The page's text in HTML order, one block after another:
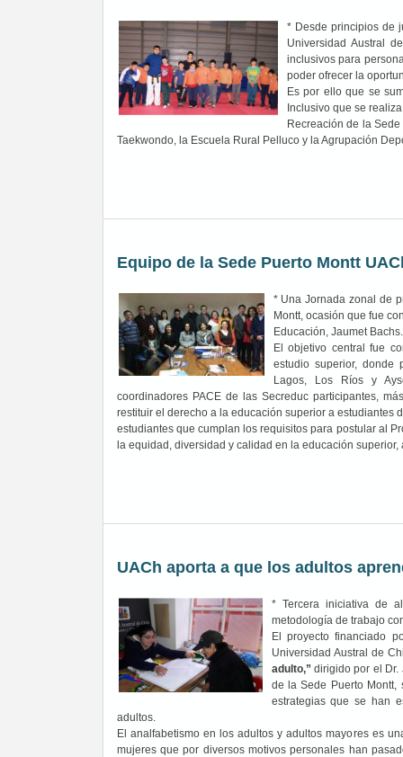
* Desde principios de
Universidad Austral
inclusivos para
poder ofrecer la
Es por ello que se
Inclusivo que se
Recreación de la
Taekwondo, la Escuela Rural Pelluco y la Agrupación
Equipo de la Sede Puerto Montt
* Una Jornada zonal de
Montt, ocasión que fue
Educación, Jaumet Bachs.
El objetivo central fue
estudio superior, donde
Lagos, Los Ríos y
coordinadores PACE de las Secreduc participantes,
restituir el derecho a la educación superior a estudiantes
estudiantes que cumplan los requisitos para postular al
la equidad, diversidad y calidad en la educación
UACh aporta a que los adultos
* Tercera iniciativa de
metodología de trabajo
El proyecto financiado
Universidad Austral de
adulto,” dirigido por el Dr.
de la Sede Puerto
estrategias que se han
adultos.
El analfabetismo en los adultos y adultos mayores es
mujeres que por diversos motivos personales han